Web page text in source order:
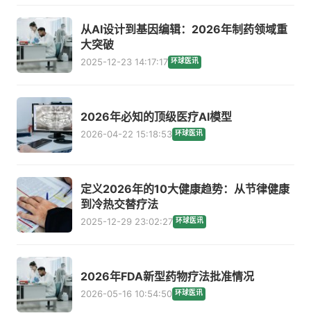
从AI设计到基因编辑：2026年制药领域重
大突破
2025-12-23 14:17:17 环球医讯
2026年必知的顶级医疗AI模型
2026-04-22 15:18:53 环球医讯
定义2026年的10大健康趋势：从节律健康
到冷热交替疗法
2025-12-29 23:02:27 环球医讯
2026年FDA新型药物疗法批准情况
2026-05-16 10:54:50 环球医讯